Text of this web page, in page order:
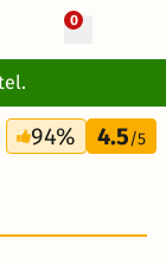
0
6 Tage
300 €
94% 4.5/5